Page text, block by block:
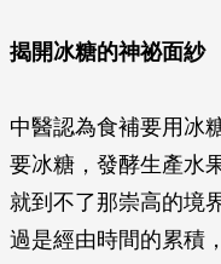
揭開冰糖的神祕面紗
中醫認為食補要用冰
要冰糖，發酵生產水
就到不了那崇高的境
過是經由時間的累積